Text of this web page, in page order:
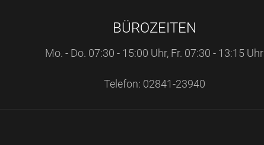
BÜROZEITEN
Mo. - Do. 07:30 - 15:00 Uhr, Fr. 07:30 - 13:15 Uhr
Telefon: 02841-23940